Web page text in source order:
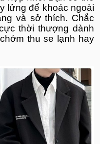
lửng để khoác ngoài
và sở thích. Chắc
thời thượng dành
thu se lạnh hay